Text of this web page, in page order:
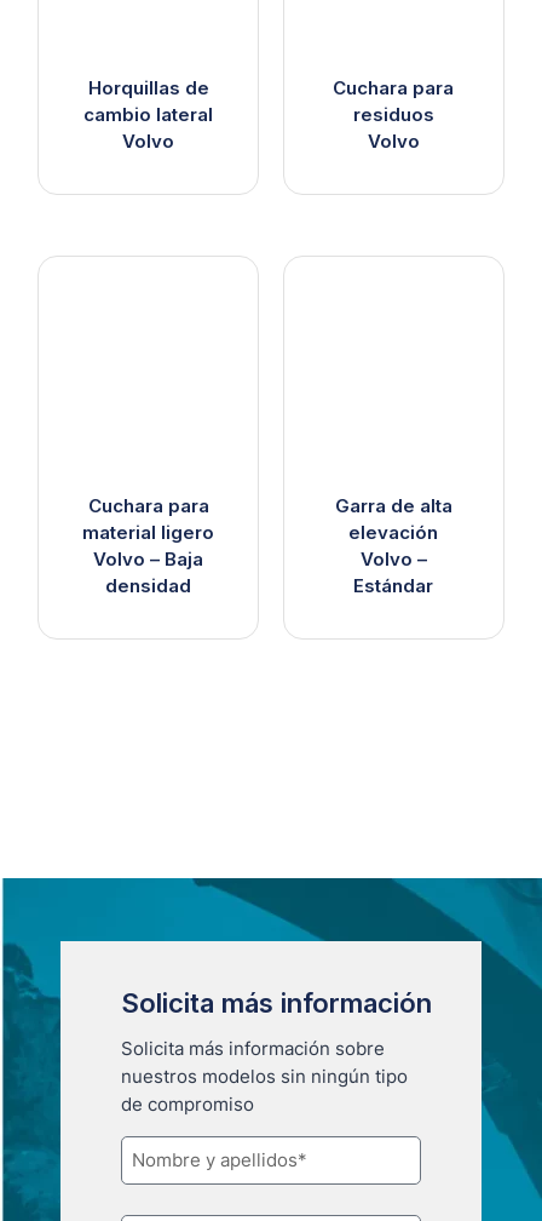
Horquillas de
cambio lateral
Volvo
Cuchara para
residuos
Volvo
Cuchara para
material ligero
Volvo – Baja
densidad
Garra de alta
elevación
Volvo –
Estándar
Solicita más información
Solicita más información sobre
nuestros modelos sin ningún tipo
de compromiso